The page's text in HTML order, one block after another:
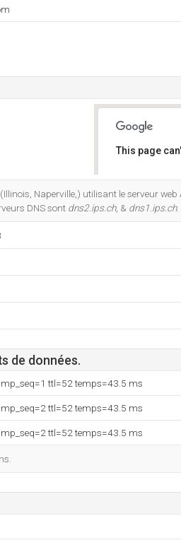
This page
Naperville,) utilisant le serveur
DNS sont dns2.ips.ch, & dns1.ips.ch.
de données.
ttl=52 temps=43.5 ms
ttl=52 temps=43.5 ms
ttl=52 temps=43.5 ms